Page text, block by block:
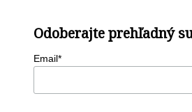
Odoberajte prehľadný
Email*